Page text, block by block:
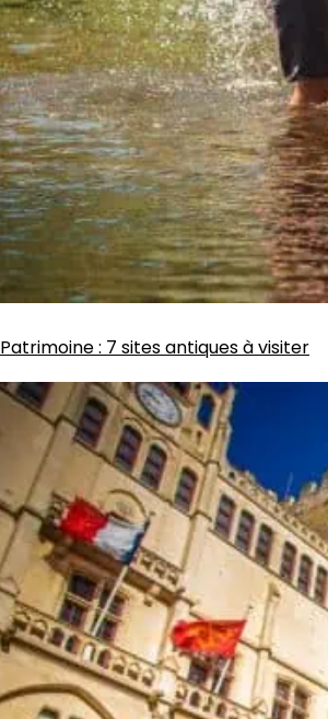
Patrimoine: 7 sites antiques à visiter